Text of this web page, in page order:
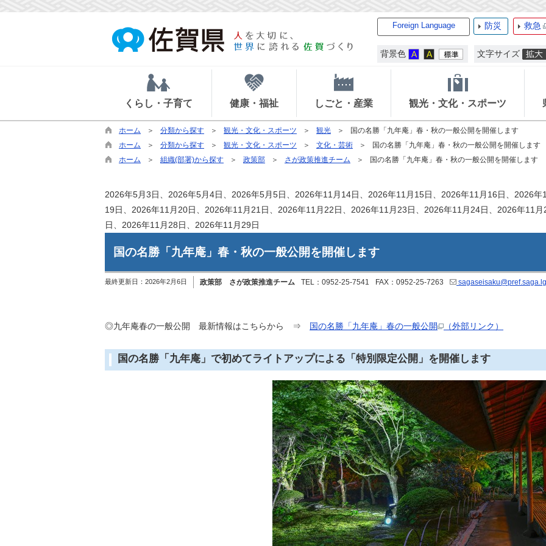
Foreign Language 防災 救急
背景色 文字サイズ
くらし・子育て 健康・福祉 しごと・産業 観光・文化・スポーツ
ホーム 分類から探す 観光・文化・スポーツ 観光
国の名勝「九年庵」春・秋の一般公開を開催します
ホーム
分類から探す 観光・文化・スポーツ 文化・芸術
国の名勝「九年庵」春・秋の一般公開を開催します
ホーム
組織(部署)から探す 政策部 さが政策推進チーム 国の名勝「九年庵」春・秋の一般公開を開催します
2026年5月3日、2026年5月4日、2026年5月5日、2026年11月14日、2026年11月15日、2026年11月16日、2026
19日、2026年11月20日、2026年11月21日、2026年11月22日、2026年11月23日、2026年11月24日、2026年11
日、2026年11月28日、2026年11月29日
国の名勝「九年庵」春・秋の一般公開を開催します
最終更新日： 2026年2月6日 政策部 さが政策推進チーム TEL：0952-25-7541 FAX：0952-25-7263
◎九年庵春の一般公開 最新情報はこちらから ⇒ 国の名勝「九年庵」春の一般公開 （外部リンク）
国の名勝「九年庵」で初めてライトアップによる「特別限定公開」を開催します